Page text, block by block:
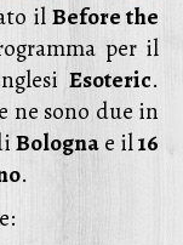
ilBefore the
per il
Esoteric.
ne sono due in
Bolognae il16
.